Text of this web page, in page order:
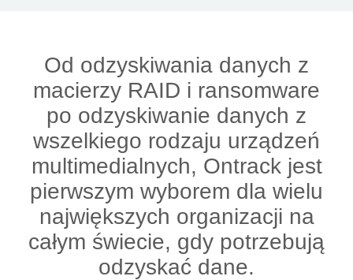
Od odzyskiwania danych z
macierzy RAID i ransomware
po odzyskiwanie danych z
wszelkiego rodzaju urządzeń
multimedialnych, Ontrack jest
pierwszym wyborem dla wielu
największych organizacji na
całym świecie, gdy potrzebują
odzyskać dane.